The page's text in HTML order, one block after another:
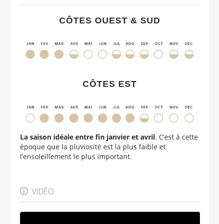
CÔTES OUEST & SUD
CÔTES EST
La saison idéale entre fin janvier et avril. C’est à cette
époque que la pluviosité est la plus faible et
l’ensoleillement le plus important.
VIDÉO